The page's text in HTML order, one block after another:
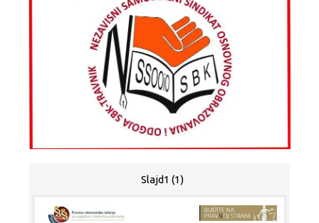
Slajd1 (1)